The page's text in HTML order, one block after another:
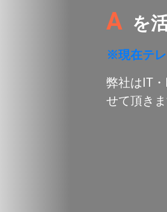
IT を
※現在テ
弊社はIT
せて頂き